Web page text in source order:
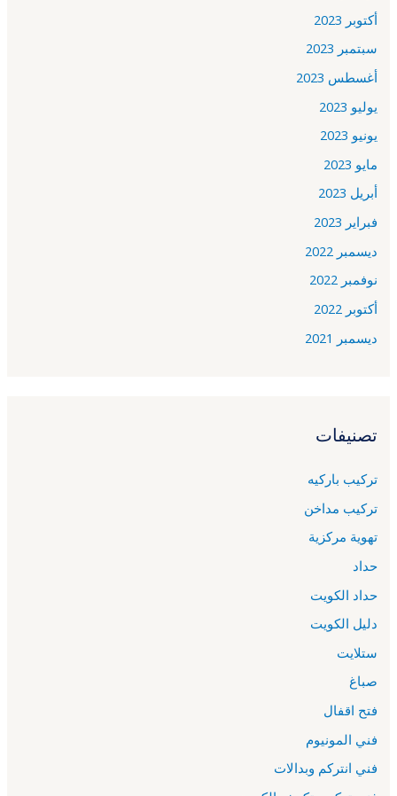
أكتوبر 2023
سبتمبر 2023
أغسطس 2023
يوليو 2023
يونيو 2023
مايو 2023
أبريل 2023
فبراير 2023
ديسمبر 2022
نوفمبر 2022
أكتوبر 2022
ديسمبر 2021
تصنيفات
تركيب باركيه
تركيب مداخن
تهوية مركزية
حداد
حداد الكويت
دليل الكويت
ستلايت
صباغ
فتح اقفال
فني المونيوم
فني انتركم وبدالات